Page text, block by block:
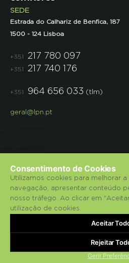
SEDE
Estrada do Calhariz de Benfica, 187
1500 - 124 Lisboa
+351 217 780 097
+351 217 740 176
+351 964 656 033 (tlm)
geral@lpn.pt
© 2018 Liga para a
Política de
Powered by
Consentimento de Cookies
Utilizamos cookies para melhorar a
navegação, apresentar conteúdo
nosso tráfego. Ao clicar em
utilização de cookies.
Gerir
Rejeitar
Aceitar